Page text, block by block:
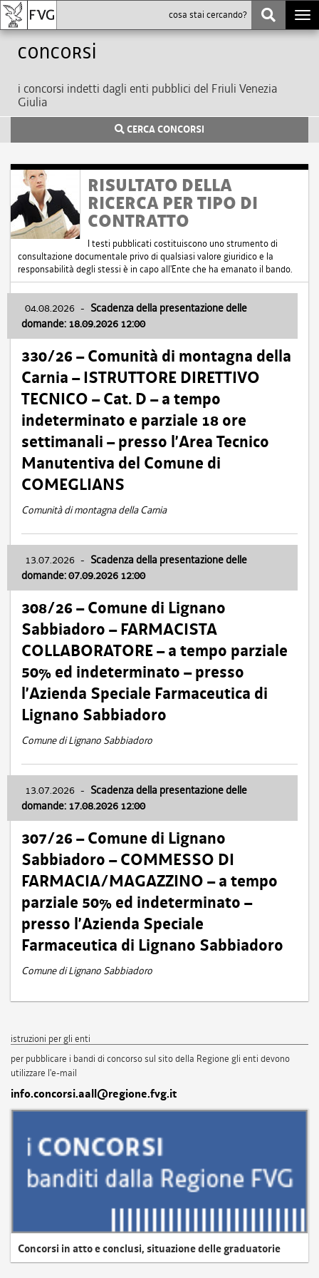
Concorsi
i concorsi indetti dagli enti pubblici del Friuli Venezia
Giulia
CERCA CONCORSI
RISULTATO DELLA
RICERCA PER TIPO DI
CONTRATTO
I testi pubblicati costituiscono uno strumento di
consultazione documentale privo di qualsiasi valore giuridico e la
responsabilità degli stessi è in capo all'Ente che ha emanato il bando.
04.08.2026 - Scadenza della presentazione delle
domande: 18.09.2026 12:00
330/26 – Comunità di montagna della
Carnia – ISTRUTTORE DIRETTIVO
TECNICO – Cat. D – a tempo
indeterminato e parziale 18 ore
settimanali – presso l’Area Tecnico
Manutentiva del Comune di
COMEGLIANS
Comunità di montagna della Carnia
13.07.2026 - Scadenza della presentazione delle
domande: 07.09.2026 12:00
308/26 – Comune di Lignano
Sabbiadoro – FARMACISTA
COLLABORATORE – a tempo parziale
50% ed indeterminato – presso
l’Azienda Speciale Farmaceutica di
Lignano Sabbiadoro
Comune di Lignano Sabbiadoro
13.07.2026 - Scadenza della presentazione delle
domande: 17.08.2026 12:00
307/26 – Comune di Lignano
Sabbiadoro – COMMESSO DI
FARMACIA/MAGAZZINO – a tempo
parziale 50% ed indeterminato –
presso l’Azienda Speciale
Farmaceutica di Lignano Sabbiadoro
Comune di Lignano Sabbiadoro
istruzioni per gli enti
per pubblicare i bandi di concorso sul sito della Regione gli enti devono
utilizzare l'e-mail
info.concorsi.aall@regione.fvg.it
Concorsi in atto e conclusi, situazione delle graduatorie